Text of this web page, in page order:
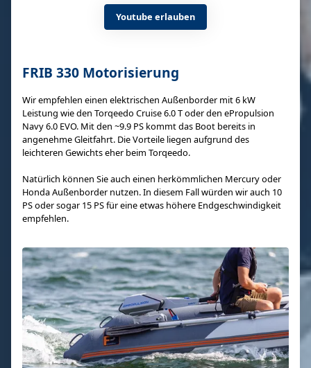
Youtube erlauben
FRIB 330 Motorisierung
Wir empfehlen einen elektrischen Außenborder mit 6 kW
Leistung wie den Torqeedo Cruise 6.0 T oder den ePropulsion
Navy 6.0 EVO. Mit den ~9.9 PS kommt das Boot bereits in
angenehme Gleitfahrt. Die Vorteile liegen aufgrund des
leichteren Gewichts eher beim Torqeedo.
Natürlich können Sie auch einen herkömmlichen Mercury oder
Honda Außenborder nutzen. In diesem Fall würden wir auch 10
PS oder sogar 15 PS für eine etwas höhere Endgeschwindigkeit
empfehlen.